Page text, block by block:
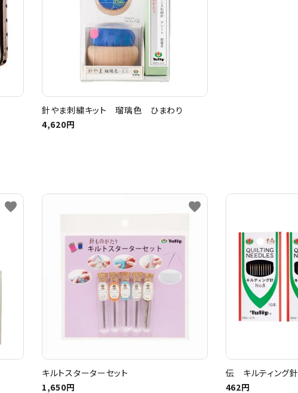
針やま刺繍キット 瑠璃色 ひまわり
4,620円
favorite
キルトスターターセット
1,650円
favorite
伝 キルティング針
462円